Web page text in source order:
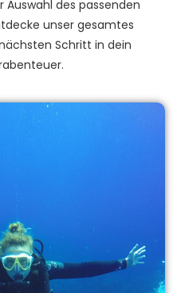
des passenden
unser gesamtes
Schritt in dein